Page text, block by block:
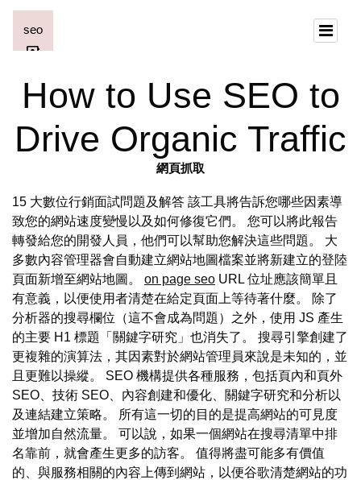
How to Use SEO to
Drive Organic Traffic
網頁抓取
15 大數位行銷面試問題及解答 該工具將告訴您哪些因素導
致您的網站速度變慢以及如何修復它們。 您可以將此報告
轉發給您的開發人員，他們可以幫助您解決這些問題。 大
多數內容管理器會自動建立網站地圖檔案並將新建立的登陸
頁面新增至網站地圖。 on page seo URL 位址應該簡單且
有意義，以便使用者清楚在給定頁面上等待著什麼。 除了
分析器的搜尋欄位（這不會成為問題）之外，使用 JS 產生
的主要 H1 標題「關鍵字研究」也消失了。 搜尋引擎創建了
更複雜的演算法，其因素對於網站管理員來說是未知的，並
且更難以操縱。 SEO 機構提供各種服務，包括頁內和頁外
SEO、技術 SEO、內容創建和優化、關鍵字研究和分析以
及連結建立策略。 所有這一切的目的是提高網站的可見度
並增加自然流量。 可以說，如果一個網站在搜尋清單中排
名靠前，就會產生更多的訪客。 值得將盡可能多有價值
的、與服務相關的內容上傳到網站，以便谷歌清楚網站的功